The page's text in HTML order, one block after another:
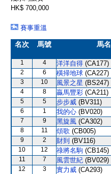
HK$ 700,000
賽事重溫
名次 馬號 馬名
1 4 洋洋自得 (CA177)
2 6 橫掃地球 (CA227)
3 10 風景之星 (BS247)
4 8 贏馬豐彩 (CA211)
5 5 步步威 (BV311)
6 1 我的心 (BV020)
7 9 黑旋風 (CA302)
8 11 頌歌 (CB005)
9 2 財到 (BV116)
10 12 祿將名駒 (CB145)
11 7 風雲世紀 (BV029)
12 3 實力威 (CA293)